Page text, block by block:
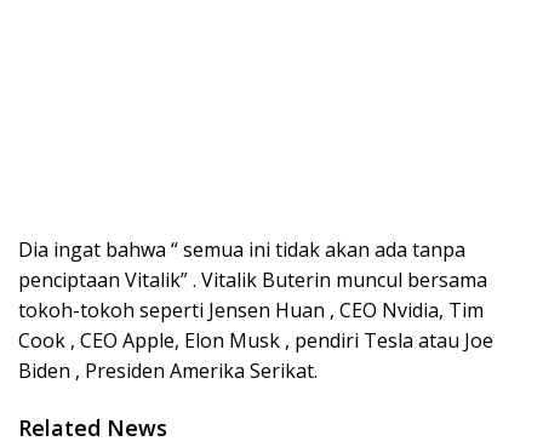
Dia ingat bahwa “ semua ini tidak akan ada tanpa
penciptaan Vitalik” . Vitalik Buterin muncul bersama
tokoh-tokoh seperti Jensen Huan , CEO Nvidia, Tim
Cook , CEO Apple, Elon Musk , pendiri Tesla atau Joe
Biden , Presiden Amerika Serikat.
Related News